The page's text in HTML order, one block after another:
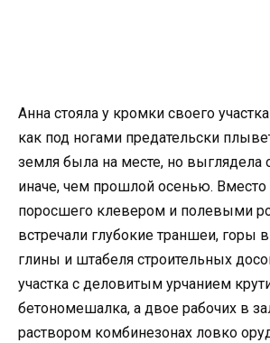
Анна стояла у кромки своего
как под ногами предательски
земля была на месте, но выглядела
иначе, чем прошлой осенью. Вместо
поросшего клевером и полевыми
встречали глубокие траншеи, горы
глины и штабеля строительных
участка с деловитым урчанием
бетономешалка, а двое рабочих в
раствором комбинезонах ловко